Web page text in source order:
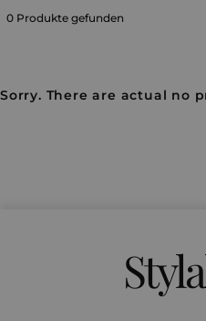
0 Produkte gefunden
Sorry. There are actual no